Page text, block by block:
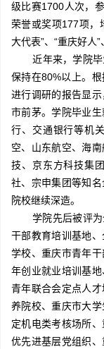
级比赛1700人次，
荣誉或奖项177项，
大代表”、“重庆好人
近年来，学院
保持在80%以上。
进行调研的报告显
市前茅。学院毕业
行、交通银行等机
空、山东航空、海
技、京东方科技集
社、宗申集团等知
院校继续深造。
学院先后被评
干部教育培训基地
学校、重庆市青年
年创业就业培训基
青年联合会定点人
养院校、重庆市大
定机电类考核场所
优先进基层党组织